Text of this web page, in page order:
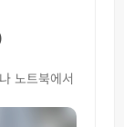
노트북에서